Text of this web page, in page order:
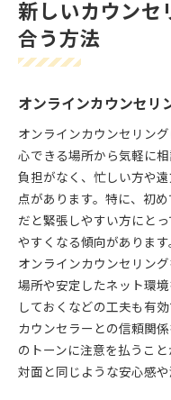
新しいカウンセ
合う方法
オンラインカウンセリ
オンラインカウンセリン
心できる場所から気軽に
負担がなく、忙しい方や
点があります。特に、初
だと緊張しやすい方にと
やすくなる傾向があります
オンラインカウンセリン
場所や安定したネット環
しておくなどの工夫も有
カウンセラーとの信頼関
のトーンに注意を払うこと
対面と同じような安心感や